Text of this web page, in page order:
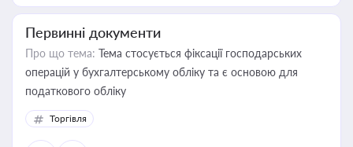
Первинні документи
Про що тема: Тема стосується фіксації господарських
операцій у бухгалтерському обліку та є основою для
податкового обліку
Торгівля